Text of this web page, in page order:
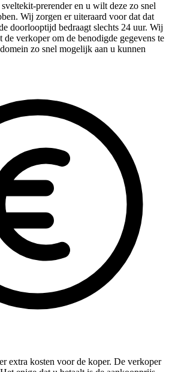
prerender en u wilt deze zo snel
Wij zorgen er uiteraard voor dat dat
doorlooptijd bedraagt slechts 24 uur. Wij
de verkoper om de benodigde gegevens te
zo snel mogelijk aan u kunnen
extra kosten voor de koper. De verkoper